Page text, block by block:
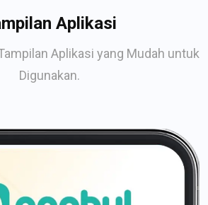
Aplikasi
Aplikasi yang Mudah untuk
Digunakan.